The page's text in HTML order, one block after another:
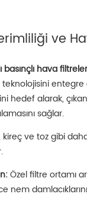
ve
basınçlı hava
hedef alarak,
sağlar.
kireç ve toz gibi
Özel filtre ortamı
nem